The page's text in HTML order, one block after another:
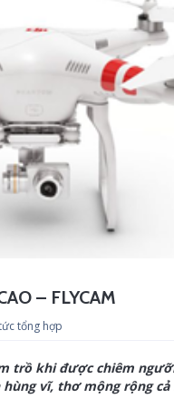
– FLYCAM
tổng hợp
trồ khi được chiêm
vĩ, thơ mộng rộng